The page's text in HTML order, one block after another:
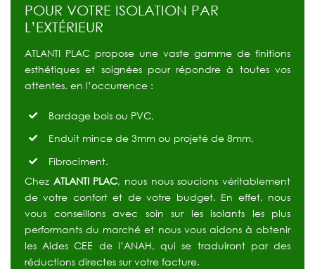
POUR VOTRE ISOLATION PAR
L’EXTÉRIEUR
ATLANTI PLAC propose une vaste gamme de finitions
esthétiques et soignées pour répondre à toutes vos
attentes. en l’occurrence :
Bardage bois ou PVC,
Enduit mince de 3mm ou projeté de 8mm,
Fibrociment.
Chez ATLANTI PLAC, nous nous soucions véritablement
de votre confort et de votre budget. En effet, nous
vous conseillons avec soin sur les isolants les plus
performants du marché et nous vous aidons à obtenir
les Aides CEE de l’ANAH, qui se traduiront par des
réductions directes sur votre facture.